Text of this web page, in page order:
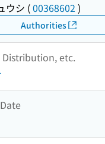
ウシ (00368602 )
Authorities
etc.